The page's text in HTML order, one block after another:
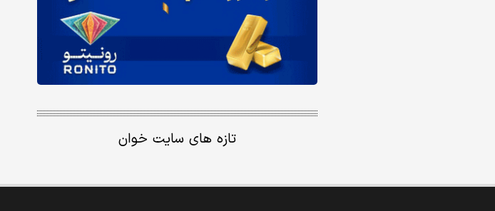
تازه های سایت خوان